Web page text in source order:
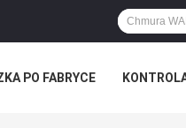
PO FABRYCE